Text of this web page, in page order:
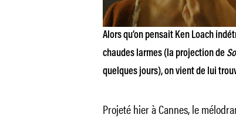
Alors qu’on pensait Ken Loach
chaudes larmes (la projection de
quelques jours), on vient de lui
Projeté hier à Cannes, le